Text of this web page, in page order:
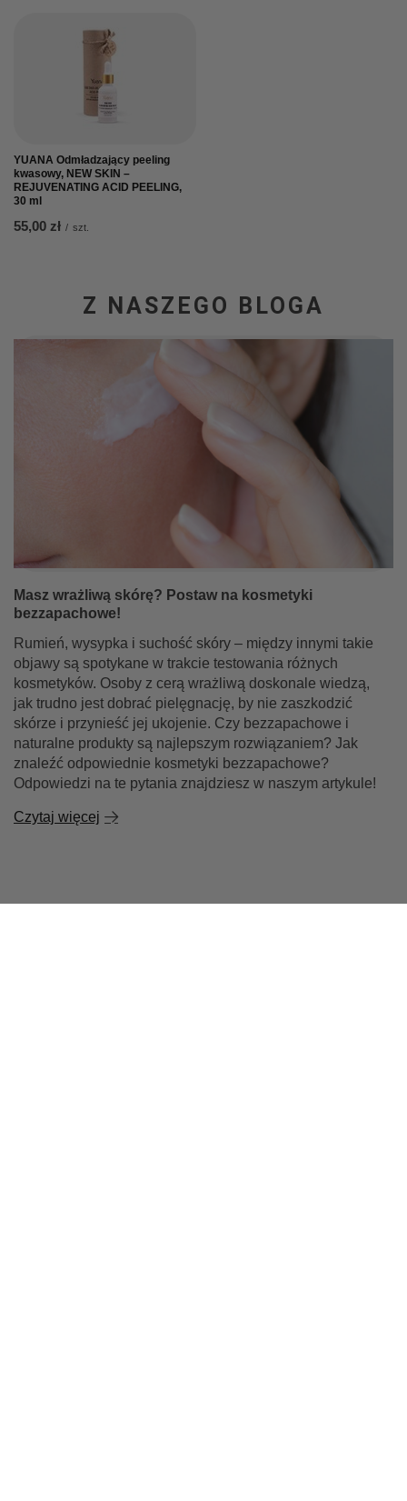
YUANA Odmładzający peeling
kwasowy, NEW SKIN –
REJUVENATING ACID PEELING,
30 ml
55,00 zł / szt.
Z NASZEGO BLOGA
Masz wrażliwą skórę? Postaw na kosmetyki
bezzapachowe!
Rumień, wysypka i suchość skóry – między innymi takie
objawy są spotykane w trakcie testowania różnych
kosmetyków. Osoby z cerą wrażliwą doskonale wiedzą,
jak trudno jest dobrać pielęgnację, by nie zaszkodzić
skórze i przynieść jej ukojenie. Czy bezzapachowe i
naturalne produkty są najlepszym rozwiązaniem? Jak
znaleźć odpowiednie kosmetyki bezzapachowe?
Odpowiedzi na te pytania znajdziesz w naszym artykule!
Czytaj więcej